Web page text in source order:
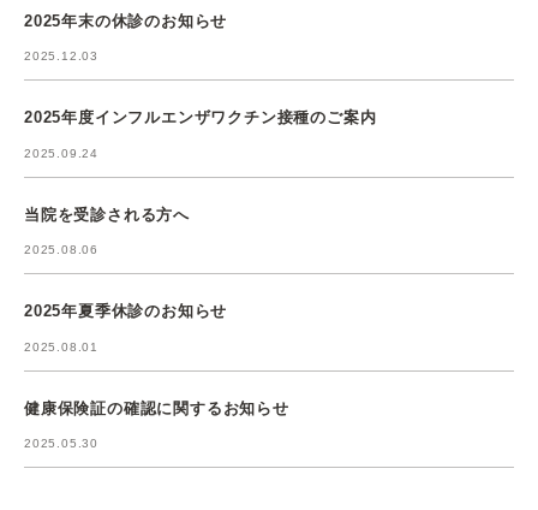
2025年末の休診のお知らせ
2025.12.03
2025年度インフルエンザワクチン接種のご案内
2025.09.24
当院を受診される方へ
2025.08.06
2025年夏季休診のお知らせ
2025.08.01
健康保険証の確認に関するお知らせ
2025.05.30